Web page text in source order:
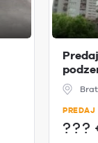
PREDAJ
???